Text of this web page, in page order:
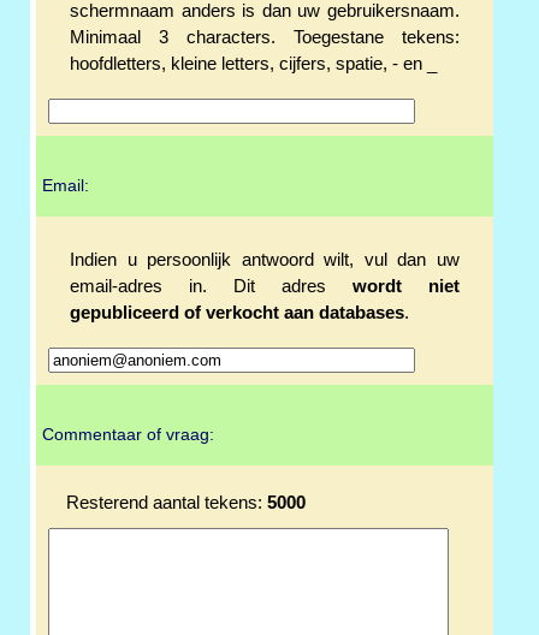
schermnaam anders is dan uw gebruikersnaam.
Minimaal 3 characters. Toegestane tekens:
hoofdletters, kleine letters, cijfers, spatie, - en _
Email:
Indien u persoonlijk antwoord wilt, vul dan uw
email-adres in. Dit adres wordt niet
gepubliceerd of verkocht aan databases.
Commentaar of vraag:
Resterend aantal tekens: 5000